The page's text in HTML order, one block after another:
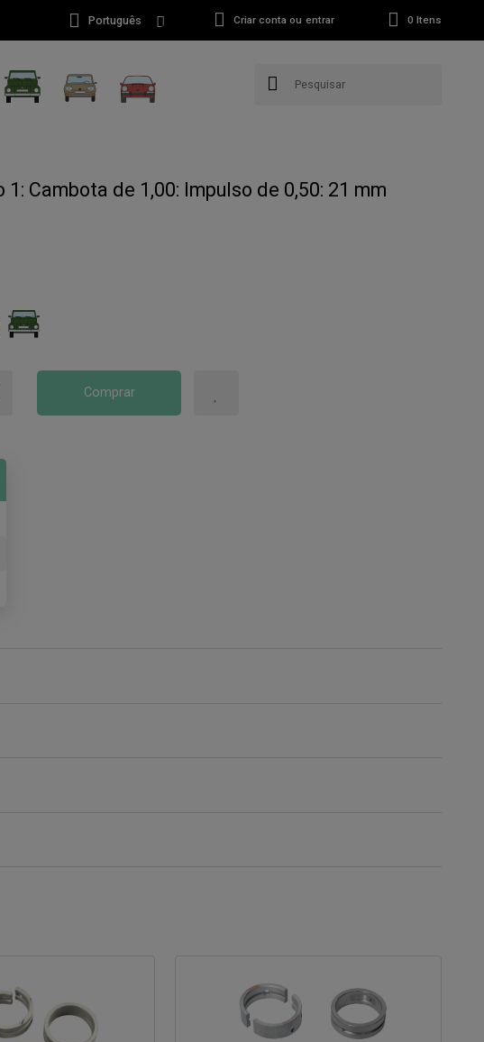
Português Criar conta ou entrar 0 Itens
Cambota de 1,00: Impulso de 0,50: 21 mm
Comprar